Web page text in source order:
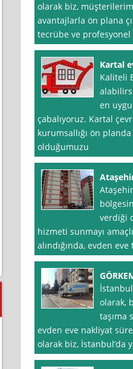
olarak biz,
avantajlarla ön plana
tecrübe ve profesyonel
Kartal
Kaliteli
en
çabalıyoruz. Kartal
kurumsallığı ön
olduğumuzu
verdiği
hizmeti sunmayı
alındığında, evden
olarak,
taşıma
evden eve nakliyat
olarak biz, İstanbul’da